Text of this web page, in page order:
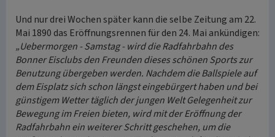
Und nur drei Wochen später kann die selbe Zeitung am 22.
Mai 1890 das Eröffnungsrennen für den 24. Mai ankündigen:
„Uebermorgen - Samstag - wird die Radfahrbahn des
Bonner Eisclubs den Freunden dieses schönen Sports zur
Benutzung übergeben werden. Nachdem die Ballspiele auf
dem Eisplatz sich schon längst eingebürgert haben und bei
günstigem Wetter täglich der jungen Welt Gelegenheit zur
Bewegung im Freien bieten, wird mit der Eröffnung der
Radfahrbahn ein weiterer Schritt geschehen, um die